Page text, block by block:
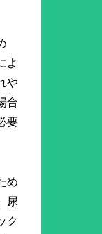
よ
や
合
要
め
尿
ク